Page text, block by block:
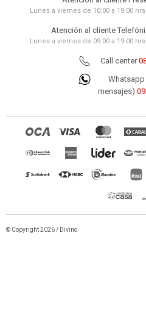
Lunes a viernes de 10:00 a 19:00
Atención al cliente
Lunes a viernes de 09:00 a 19:00
Call center
mensajes)
© Copyright 2026 / Divino